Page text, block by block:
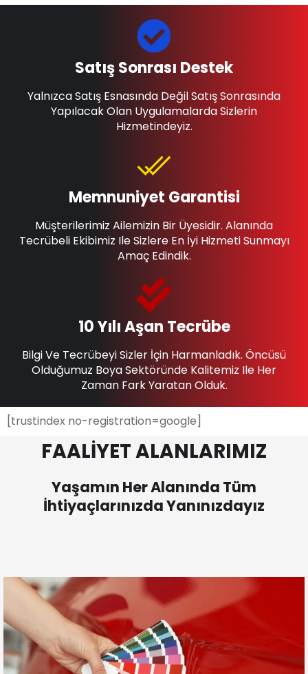
10 Yılı Aşan Tecrübe
Bilgi Ve Tecrübeyi Sizler İçin Harmanladık. Öncüsü
Olduğumuz Boya Sektöründe Kalitemiz Ile Her
Zaman Fark Yaratan Olduk.
Memnuniyet Garantisi
Müşterilerimiz Ailemizin Bir Üyesidir. Alanında
Tecrübeli Ekibimiz Ile Sizlere En İyi Hizmeti Sunmayı
Amaç Edindik.
Satış Sonrası Destek
Yalnızca Satış Esnasında Değil Satış Sonrasında
Yapılacak Olan Uygulamalarda Sizlerin
Hizmetindeyiz.
[trustindex no-registration=google]
FAALİYET ALANLARIMIZ
Yaşamın Her Alanında Tüm
İhtiyaçlarınızda Yanınızdayız